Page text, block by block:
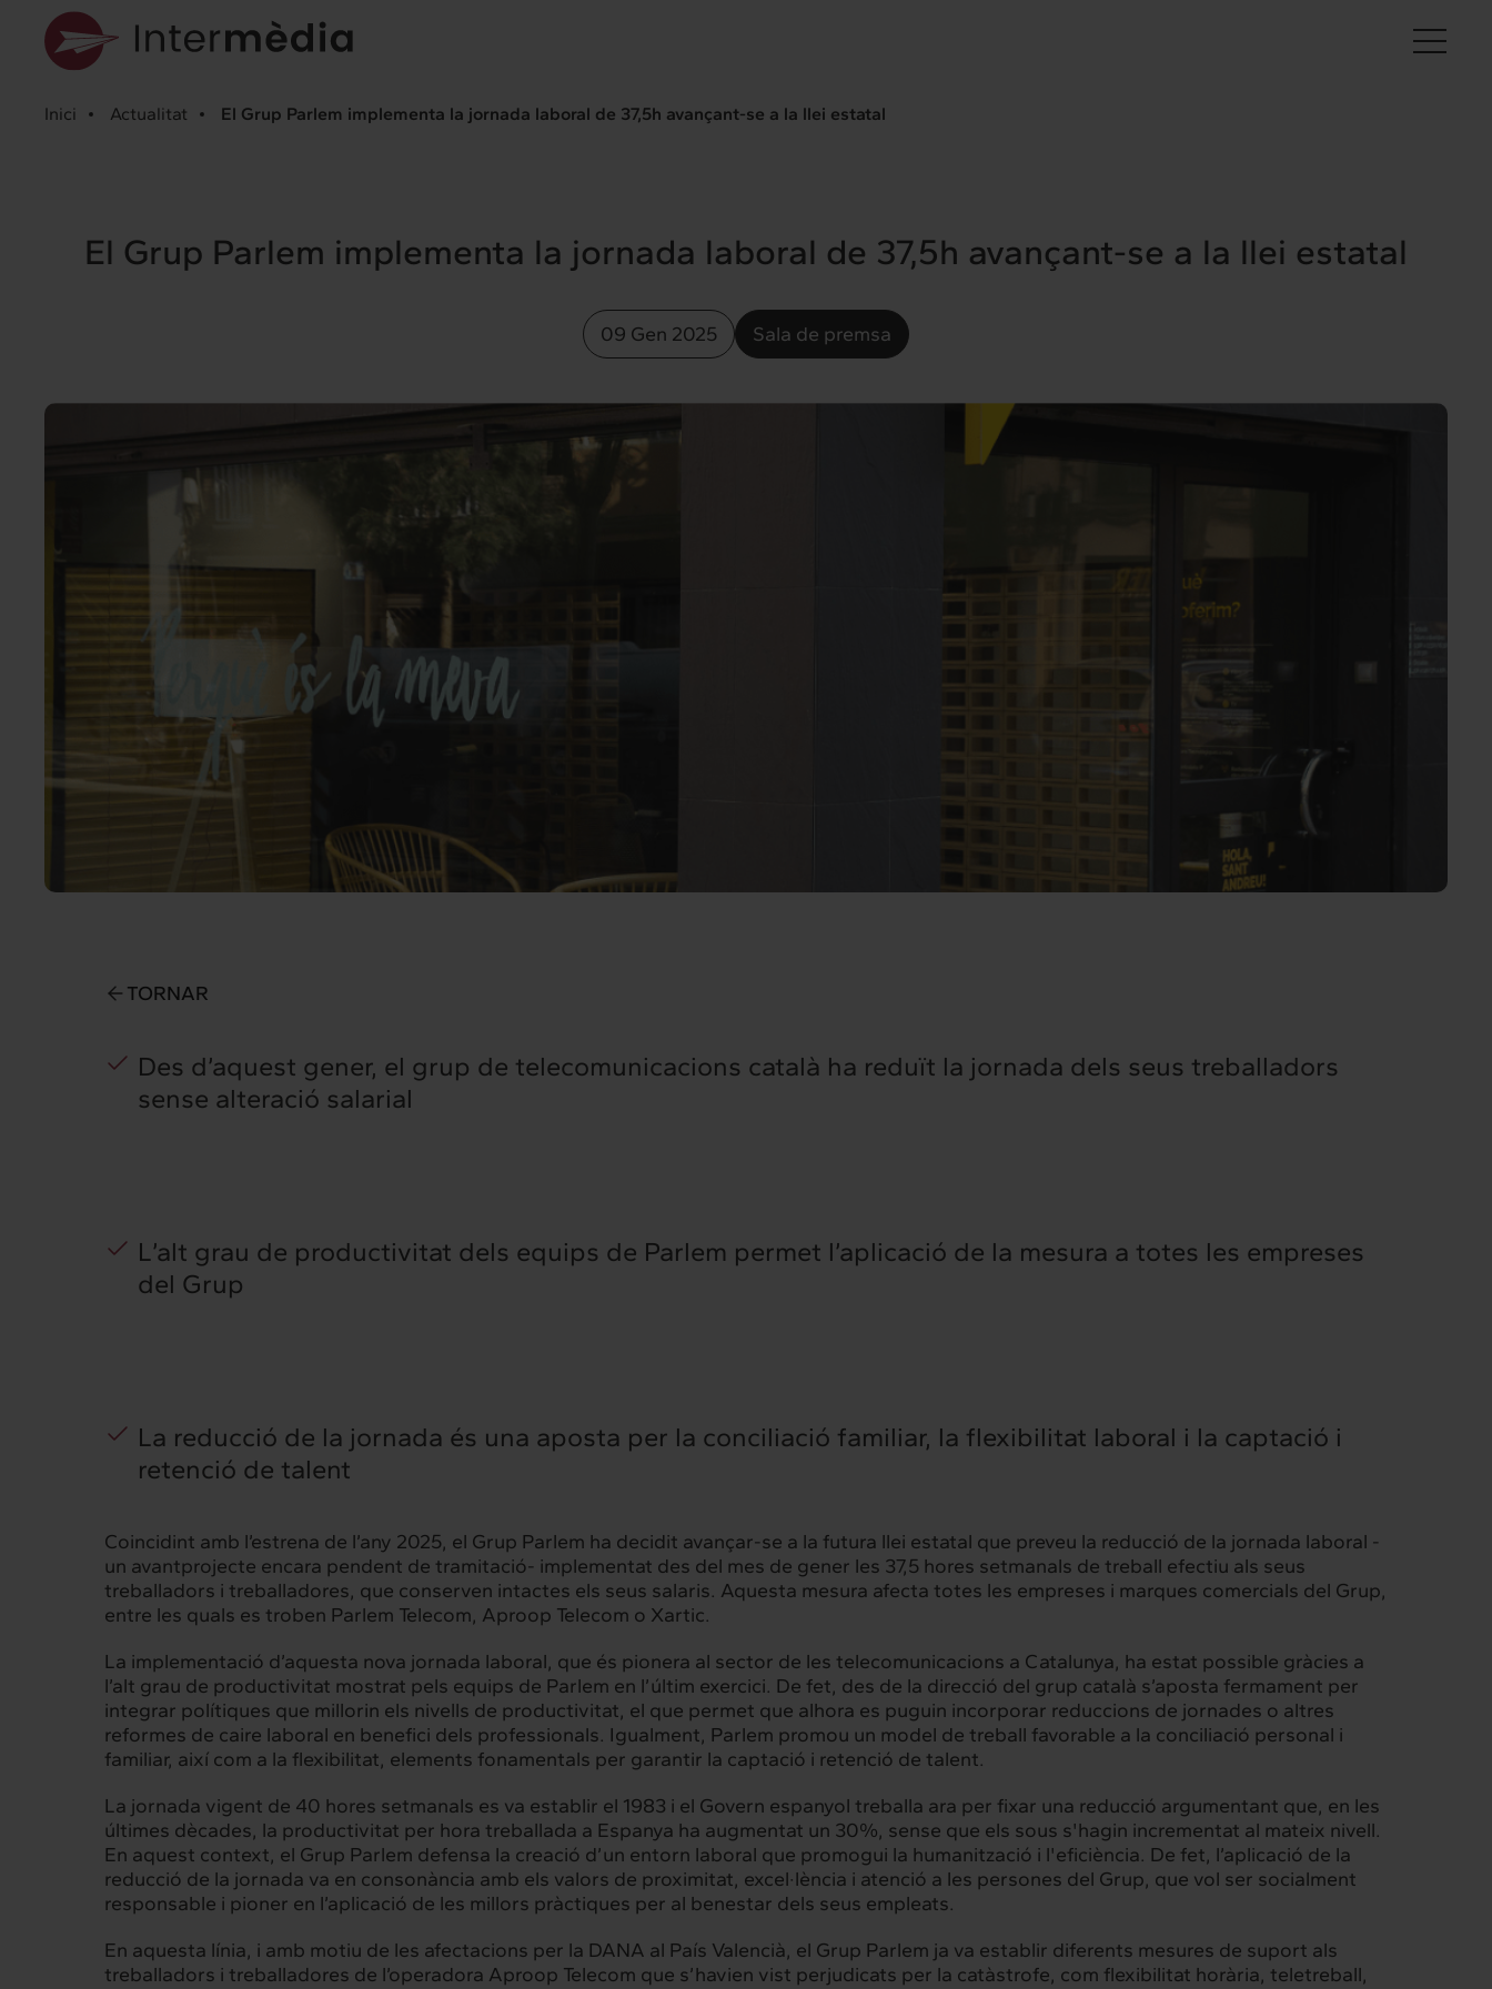
Clients Actualitat Contacte
Inici Actualitat El Grup Parlem implementa la jornada laboral de 37,5h avançant-se a la llei estatal
El Grup Parlem implementa la jornada laboral de 37,5h avançant-se a la llei estatal
09 Gen 2025 Sala de premsa
TORNAR
Des d’aquest gener, el grup de telecomunicacions català ha reduït la jornada dels seus treballadors
sense alteració salarial
L’alt grau de productivitat dels equips de Parlem permet l’aplicació de la mesura a totes les empreses
del Grup
La reducció de la jornada és una aposta per la conciliació familiar, la flexibilitat laboral i la captació i
retenció de talent
Coincidint amb l’estrena de l’any 2025, el Grup Parlem ha decidit avançar-se a la futura llei estatal que preveu la reducció de la jornada laboral -
un avantprojecte encara pendent de tramitació- implementat des del mes de gener les 37,5 hores setmanals de treball efectiu als seus
treballadors i treballadores, que conserven intactes els seus salaris. Aquesta mesura afecta totes les empreses i marques comercials del Grup,
entre les quals es troben Parlem Telecom, Aproop Telecom o Xartic.
La implementació d’aquesta nova jornada laboral, que és pionera al sector de les telecomunicacions a Catalunya, ha estat possible gràcies a
l’alt grau de productivitat mostrat pels equips de Parlem en l’últim exercici. De fet, des de la direcció del grup català s’aposta fermament per
integrar polítiques que millorin els nivells de productivitat, el que permet que alhora es puguin incorporar reduccions de jornades o altres
reformes de caire laboral en benefici dels professionals. Igualment, Parlem promou un model de treball favorable a la conciliació personal i
familiar, així com a la flexibilitat, elements fonamentals per garantir la captació i retenció de talent.
La jornada vigent de 40 hores setmanals es va establir el 1983 i el Govern espanyol treballa ara per fixar una reducció argumentant que, en les
últimes dècades, la productivitat per hora treballada a Espanya ha augmentat un 30%, sense que els sous s'hagin incrementat al mateix nivell.
En aquest context, el Grup Parlem defensa la creació d’un entorn laboral que promogui la humanització i l'eficiència. De fet, l’aplicació de la
reducció de la jornada va en consonància amb els valors de proximitat, excel·lència i atenció a les persones del Grup, que vol ser socialment
responsable i pioner en l’aplicació de les millors pràctiques per al benestar dels seus empleats.
En aquesta línia, i amb motiu de les afectacions per la DANA al País Valencià, el Grup Parlem ja va establir diferents mesures de suport als
treballadors i treballadores de l’operadora Aproop Telecom que s’havien vist perjudicats per la catàstrofe, com flexibilitat horària, teletreball,